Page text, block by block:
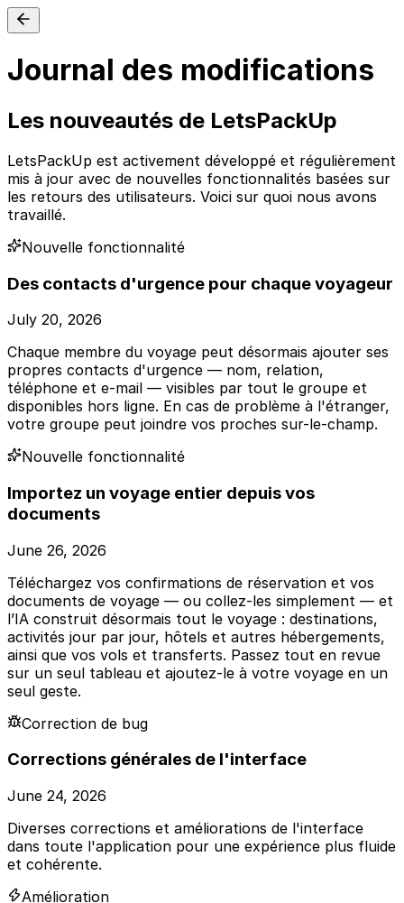
Journal des modifications
Les nouveautés de LetsPackUp
LetsPackUp est activement développé et régulièrement
mis à jour avec de nouvelles fonctionnalités basées sur
les retours des utilisateurs. Voici sur quoi nous avons
travaillé.
Nouvelle fonctionnalité
Des contacts d'urgence pour chaque voyageur
July 20, 2026
Chaque membre du voyage peut désormais ajouter ses
propres contacts d'urgence — nom, relation,
téléphone et e-mail — visibles par tout le groupe et
disponibles hors ligne. En cas de problème à l'étranger,
votre groupe peut joindre vos proches sur-le-champ.
Nouvelle fonctionnalité
Importez un voyage entier depuis vos
documents
June 26, 2026
Téléchargez vos confirmations de réservation et vos
documents de voyage — ou collez-les simplement — et
l’IA construit désormais tout le voyage : destinations,
activités jour par jour, hôtels et autres hébergements,
ainsi que vos vols et transferts. Passez tout en revue
sur un seul tableau et ajoutez-le à votre voyage en un
seul geste.
Correction de bug
Corrections générales de l'interface
June 24, 2026
Diverses corrections et améliorations de l'interface
dans toute l'application pour une expérience plus fluide
et cohérente.
Amélioration